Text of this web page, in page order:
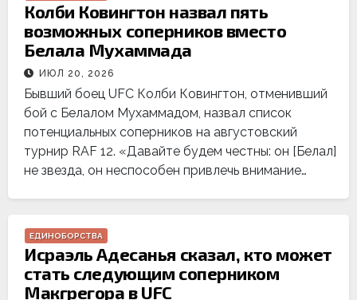
Колби Ковингтон назвал пять
возможных соперников вместо
Белала Мухаммада
ИЮЛ 20, 2026
Бывший боец UFC Колби Ковингтон, отменивший
бой с Белалом Мухаммадом, назвал список
потенциальных соперников на августовский
турнир RAF 12. «Давайте будем честны: он [Белал]
не звезда, он неспособен привлечь внимание…
ЕДИНОБОРСТВА
Исраэль Адесанья сказал, кто может
стать следующим соперником
Макгрегора в UFC